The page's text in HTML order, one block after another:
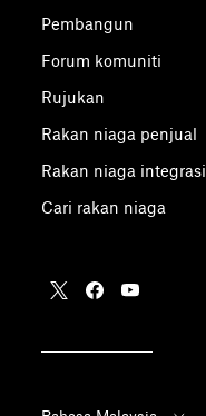
Pembangun
Forum komuniti
Rujukan
Rakan niaga penjual
Rakan niaga integrasi
Cari rakan niaga